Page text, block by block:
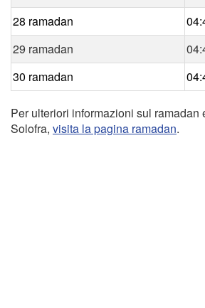
28 ramadan
29 ramadan
30 ramadan
Per ulteriori informazioni sul ramadan
Solofra, visita la pagina ramadan.